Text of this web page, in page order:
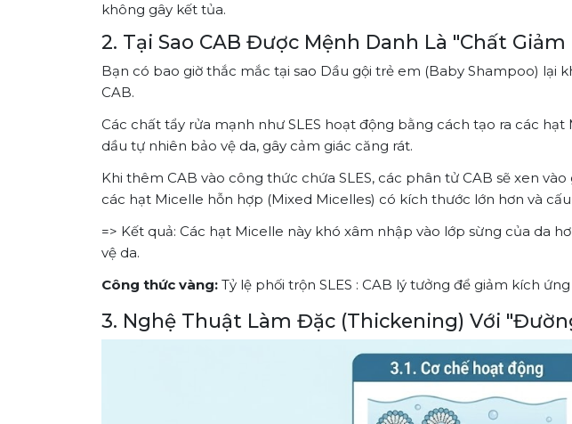
không gây kết tủa.
2. Tại Sao CAB Được Mệnh Danh Là "Chất
Bạn có bao giờ thắc mắc tại sao Dầu gội trẻ em (Baby Shampoo) lại
CAB.
Các chất tẩy rửa mạnh như SLES hoạt động bằng cách tạo ra các
dầu tự nhiên bảo vệ da, gây cảm giác căng rát.
Khi thêm CAB vào công thức chứa SLES, các phân tử CAB sẽ xen
các hạt Micelle hỗn hợp (Mixed Micelles) có kích thước lớn hơn và
=> Kết quả: Các hạt Micelle này khó xâm nhập vào lớp sừng của da
vệ da.
Công thức vàng: Tỷ lệ phối trộn SLES : CAB lý tưởng để giảm kích
3. Nghệ Thuật Làm Đặc (Thickening) Với